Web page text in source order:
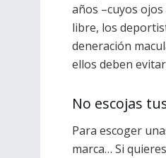
años –cuyos
libre, los
deneración
ellos deben
No escojas
Para escoger
marca… Si